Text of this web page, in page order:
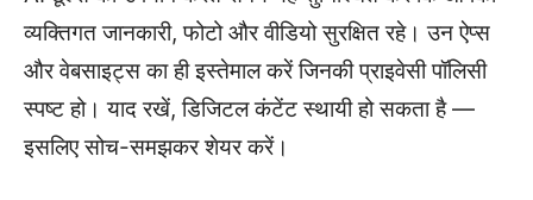
व्यक्तिगत जानकारी, फोटो और वीडियो सुरक्षित रहे। उन ऐप्स
और वेबसाइट्स का ही इस्तेमाल करें जिनकी प्राइवेसी पॉलिसी
स्पष्ट हो। याद रखें, डिजिटल कंटेंट स्थायी हो सकता है —
इसलिए सोच-समझकर शेयर करें।